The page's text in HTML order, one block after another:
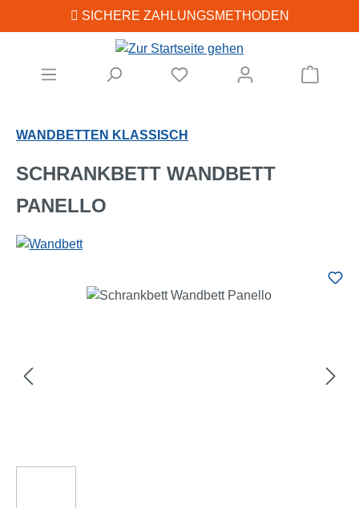
Zum Hauptinhalt springenSICHERE ZAHLUNGSMETHODEN
WANDBETTEN KLASSISCH
SCHRANKBETT WANDBETT
PANELLO